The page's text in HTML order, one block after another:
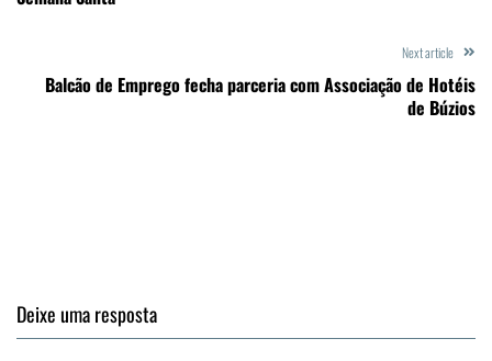
Next article
Balcão de Emprego fecha parceria com Associação de Hotéis
de Búzios
Deixe uma resposta